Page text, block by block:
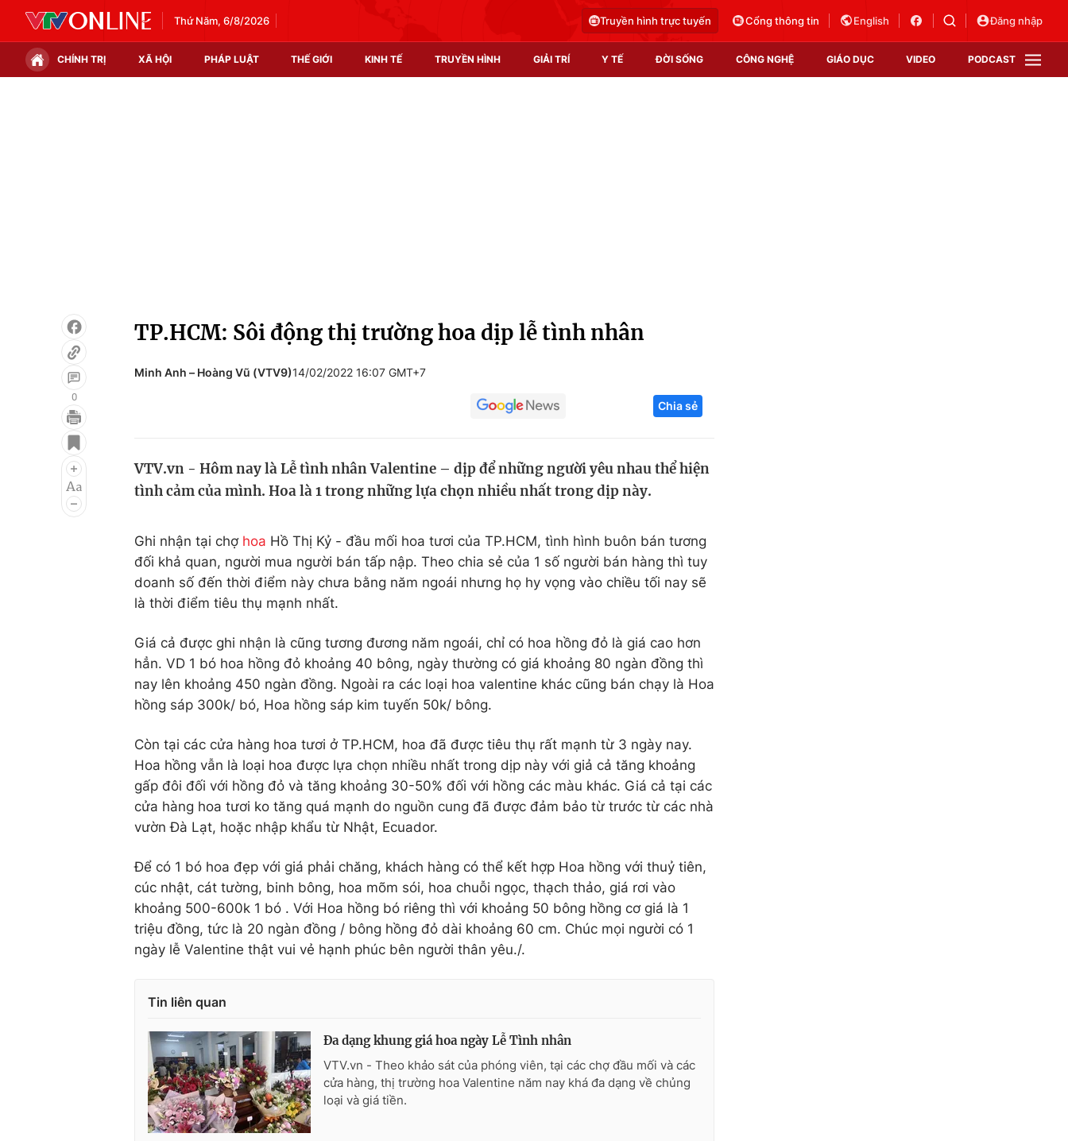
Thứ Năm, 6/8/2026 Truyền hình trực tuyến Cổng thông tin English Đăng nhập
CHÍNH TRỊ XÃ HỘI PHÁP LUẬT THẾ GIỚI KINH TẾ TRUYỀN HÌNH GIẢI TRÍ Y TẾ ĐỜI SỐNG CÔNG NGHỆ GIÁO DỤC VIDEO PODCAST
Infographic
Điện ảnh
Âm nhạc
Du lịch
Làm đẹp
Tuyển sinh
Học trực tuyến
Hitech Công nghệ tương lai
Sản phẩm
Tư vấn
0
TP.HCM: Sôi động thị trường hoa dịp lễ tình nhân
Minh Anh – Hoàng Vũ (VTV9)14/02/2022 16:07 GMT+7
Chia sẻ
VTV.vn - Hôm nay là Lễ tình nhân Valentine – dịp để những người yêu nhau thể hiện
tình cảm của mình. Hoa là 1 trong những lựa chọn nhiều nhất trong dịp này.
Ghi nhận tại chợ hoa Hồ Thị Kỷ - đầu mối hoa tươi của TP.HCM, tình hình buôn bán tương
đối khả quan, người mua người bán tấp nập. Theo chia sẻ của 1 số người bán hàng thì tuy
doanh số đến thời điểm này chưa bằng năm ngoái nhưng họ hy vọng vào chiều tối nay sẽ
là thời điểm tiêu thụ mạnh nhất.
Giá cả được ghi nhận là cũng tương đương năm ngoái, chỉ có hoa hồng đỏ là giá cao hơn
hẳn. VD 1 bó hoa hồng đỏ khoảng 40 bông, ngày thường có giá khoảng 80 ngàn đồng thì
nay lên khoảng 450 ngàn đồng. Ngoài ra các loại hoa valentine khác cũng bán chạy là Hoa
hồng sáp 300k/ bó, Hoa hồng sáp kim tuyến 50k/ bông.
Còn tại các cửa hàng hoa tươi ở TP.HCM, hoa đã được tiêu thụ rất mạnh từ 3 ngày nay.
Hoa hồng vẫn là loại hoa được lựa chọn nhiều nhất trong dịp này với giả cả tăng khoảng
gấp đôi đối với hồng đỏ và tăng khoảng 30-50% đối với hồng các màu khác. Giá cả tại các
cửa hàng hoa tươi ko tăng quá mạnh do nguồn cung đã được đảm bảo từ trước từ các nhà
vườn Đà Lạt, hoặc nhập khẩu từ Nhật, Ecuador.
Để có 1 bó hoa đẹp với giá phải chăng, khách hàng có thể kết hợp Hoa hồng với thuỷ tiên,
cúc nhật, cát tường, binh bông, hoa mõm sói, hoa chuỗi ngọc, thạch thảo, giá rơi vào
khoảng 500-600k 1 bó . Với Hoa hồng bó riêng thì với khoảng 50 bông hồng cơ giá là 1
triệu đồng, tức là 20 ngàn đồng / bông hồng đỏ dài khoảng 60 cm. Chúc mọi người có 1
ngày lễ Valentine thật vui vẻ hạnh phúc bên người thân yêu./.
Tin liên quan
Đa dạng khung giá hoa ngày Lễ Tình nhân
VTV.vn - Theo khảo sát của phóng viên, tại các chợ đầu mối và các
cửa hàng, thị trường hoa Valentine năm nay khá đa dạng về chủng
loại và giá tiền.